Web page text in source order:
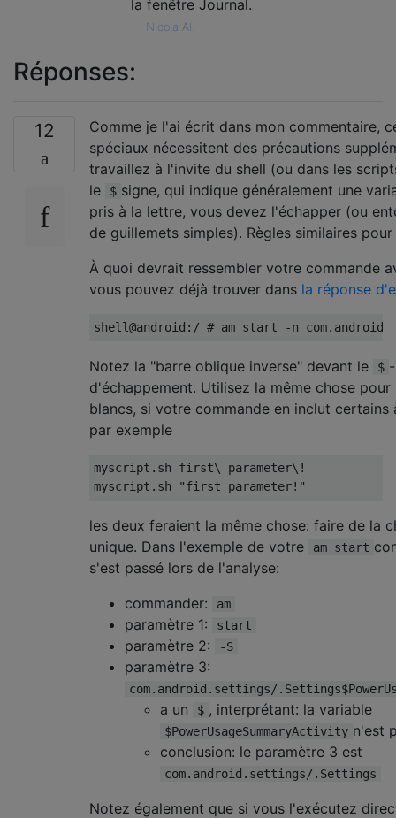
la fenêtre Journal.
Nicola Al.
Réponses:
12
Comme je l'ai écrit dans mon commentaire,
spéciaux nécessitent des précautions
travaillez à l'invite du shell (ou dans les
le
$ signe, qui indique généralement une
pris à la lettre, vous devez l'échapper (ou
de guillemets simples). Règles similaires
À quoi devrait ressembler votre commande
vous pouvez déjà trouver dans la réponse
Notez la "barre oblique inverse" devant le $
d'échappement. Utilisez la même chose
blancs, si votre commande en inclut certains
par exemple
myscript.sh first\ parameter\!
les deux feraient la même chose: faire de la
unique. Dans l'exemple de votre
am start
s'est passé lors de l'analyse:
commander:
am
paramètre 1: start
paramètre 2: -S
paramètre 3:
com.android.settings/
a un $ , interprétant: la variable
$PowerUsageSummaryActivity n'est
conclusion: le paramètre 3 est
com.android.settings/.Settings
Notez également que si vous l'exécutez